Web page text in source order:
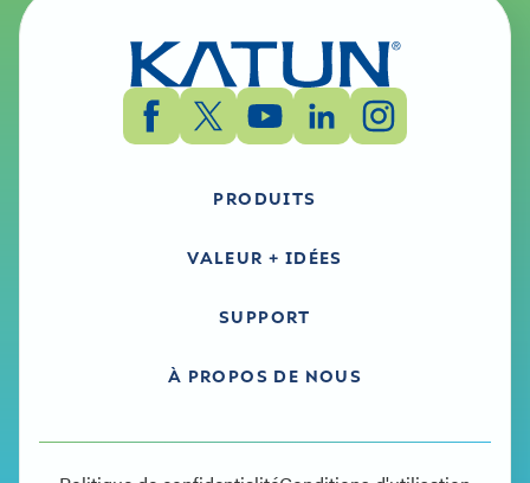
PRODUITS
VALEUR + IDÉES
SUPPORT
À PROPOS DE NOUS